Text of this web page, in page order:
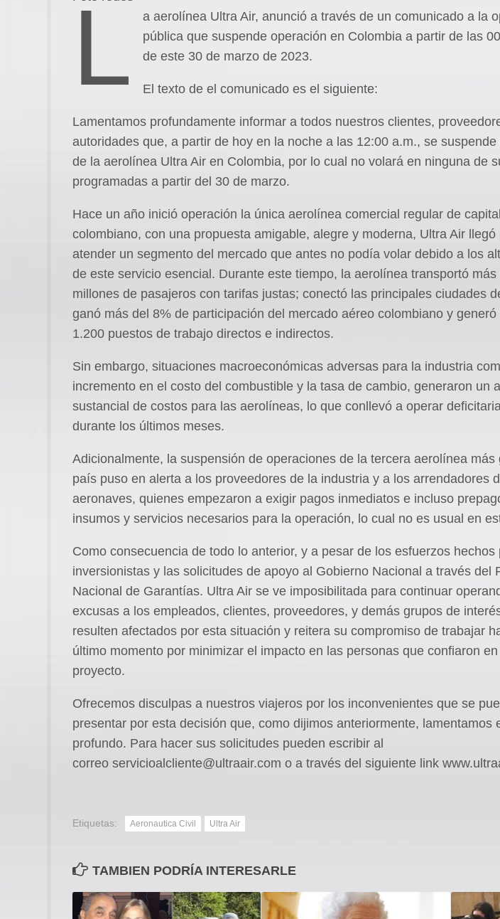
L
a aerolínea Ultra Air, anunció a través de un comunicado a la
pública que suspende operación en Colombia a partir de las
de este 30 de marzo de 2023.
El texto de el comunicado es el siguiente:
Lamentamos profundamente informar a todos nuestros clientes,
autoridades que, a partir de hoy en la noche a las 12:00 a.m., se suspende
de la aerolínea Ultra Air en Colombia, por lo cual no volará en ninguna de
programadas a partir del 30 de marzo.
Hace un año inició operación la única aerolínea comercial regular de capital
colombiano, con una propuesta amigable, alegre y moderna, Ultra Air llegó
atender un segmento del mercado que antes no podía volar debido a los
de este servicio esencial. Durante este tiempo, la aerolínea transportó más
millones de pasajeros con tarifas justas; conectó las principales ciudades
ganó más del 8% de participación del mercado aéreo colombiano y generó
1.200 puestos de trabajo directos e indirectos.
Sin embargo, situaciones macroeconómicas adversas para la industria
incremento en el costo del combustible y la tasa de cambio, generaron un
sustancial de costos para las aerolíneas, lo que conllevó a operar
durante los últimos meses.
Adicionalmente, la suspensión de operaciones de la tercera aerolínea más
país puso en alerta a los proveedores de la industria y a los arrendadores
aeronaves, quienes empezaron a exigir pagos inmediatos e incluso
insumos y servicios necesarios para la operación, lo cual no es usual en
Como consecuencia de todo lo anterior, y a pesar de los esfuerzos hechos
inversionistas y las solicitudes de apoyo al Gobierno Nacional a través del
Nacional de Garantías. Ultra Air se ve imposibilitada para continuar
excusas a los empleados, clientes, proveedores, y demás grupos de
resulten afectados por esta situación y reitera su compromiso de trabajar
último momento por minimizar el impacto en las personas que confiaron
proyecto.
Ofrecemos disculpas a nuestros viajeros por los inconvenientes que se
presentar por esta decisión que, como dijimos anteriormente, lamentamos
profundo. Para hacer sus solicitudes pueden escribir al
correo servicioalcliente@ultraair.com o a través del siguiente link
Etiquetas: Aeronautica Civil Ultra Air
TAMBIEN PODRÍA INTERESARLE